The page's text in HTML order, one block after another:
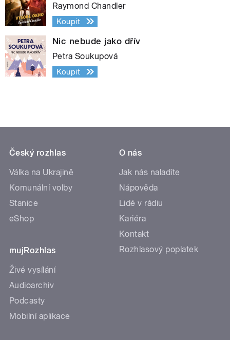
Raymond Chandler
Koupit
Nic nebude jako dřív
Petra Soukupová
Koupit
Český rozhlas
Válka na Ukrajině
Komunální volby
Stanice
eShop
mujRozhlas
Živé vysílání
Audioarchiv
Podcasty
Mobilní aplikace
O nás
Jak nás naladíte
Nápověda
Lidé v rádiu
Kariéra
Kontakt
Rozhlasový poplatek